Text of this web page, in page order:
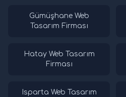
Gümüşhane Web
Tasarım Firması
Hatay Web Tasarım
Firması
Isparta Web Tasarım